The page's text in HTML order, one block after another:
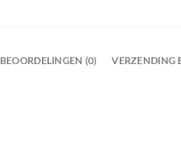
BEOORDELINGEN (0) VERZENDING